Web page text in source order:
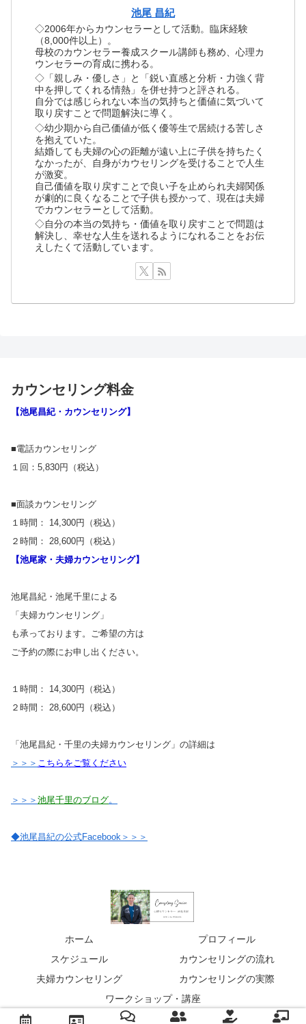
池尾 昌紀
◇2006年からカウンセラーとして活動。臨床経験
（8,000件以上）。
母校のカウンセラー養成スクール講師も務め、心理カ
ウンセラーの育成に携わる。
◇「親しみ・優しさ」と「鋭い直感と分析・力強く背
中を押してくれる情熱」を併せ持つと評される。
自分では感じられない本当の気持ちと価値に気づいて
取り戻すことで問題解決に導く。
◇幼少期から自己価値が低く優等生で居続ける苦しさ
を抱えていた。
結婚しても夫婦の心の距離が遠い上に子供を持ちたく
なかったが、自身がカウセリングを受けることで人生
が激変。
自己価値を取り戻すことで良い子を止められ夫婦関係
が劇的に良くなることで子供も授かって、現在は夫婦
でカウンセラーとして活動。
◇自分の本当の気持ち・価値を取り戻すことで問題は
解決し、幸せな人生を送れるようになれることをお伝
えしたくて活動しています。
カウンセリング料金
【池尾昌紀・カウンセリング】
■電話カウンセリング
１回：5,830円（税込）
■面談カウンセリング
１時間： 14,300円（税込）
２時間： 28,600円（税込）
【池尾家・夫婦カウンセリング】
池尾昌紀・池尾千里による
「夫婦カウンセリング」
も承っております。ご希望の方は
ご予約の際にお申し出ください。
１時間： 14,300円（税込）
２時間： 28,600円（税込）
「池尾昌紀・千里の夫婦カウンセリング」の詳細は
＞＞＞ こちらをご覧ください
＞＞＞ 池尾千里のブログ。
◆池尾昌紀の公式Facebook＞＞＞
ホーム
プロフィール
スケジュール
カウンセリングの流れ
夫婦カウンセリング
カウンセリングの実際
ワークショップ・講座